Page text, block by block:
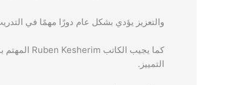
والتعزيز يؤدي بشكل عام دورًا مهمًا في
كما يجيب الكاتب Ruben Kesherim المهتم بمجال
التمييز.